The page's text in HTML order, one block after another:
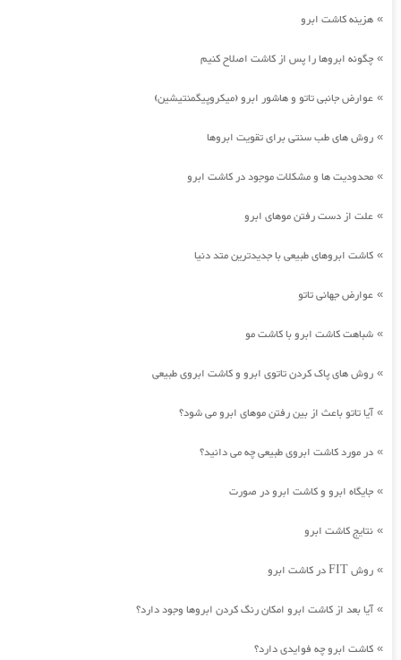
» هزینه کاشت ابرو
» چگونه ابروها را پس از کاشت اصلاح کنیم
» عوارض جانبی تاتو و هاشور ابرو (میکروپیگمنتیشین)
» روش های طب سنتی برای تقویت ابروها
» محدودیت ها و مشکلات موجود در کاشت ابرو
» علت از دست رفتن موهای ابرو
» کاشت ابروهای طبیعی با جدیدترین متد دنیا
» عوارض جهانی تاتو
» شباهت کاشت ابرو با کاشت مو
» روش های پاک کردن تاتوی ابرو و کاشت ابروی طبیعی
»آیا تاتو باعث از بین رفتن موهای ابرو می شود؟
» در مورد کاشت ابروی طبیعی چه می دانید؟
» جایگاه ابرو و کاشت ابرو در صورت
» نتایج کاشت ابرو
» روش FIT در کاشت ابرو
»آیا بعد از کاشت ابرو امکان رنگ کردن ابروها وجود دارد؟
» کاشت ابرو چه فوایدی دارد؟